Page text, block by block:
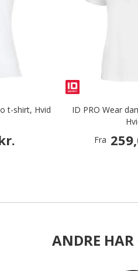
t-shirt, Hvid
ID PRO Wear
Fra
ANDRE